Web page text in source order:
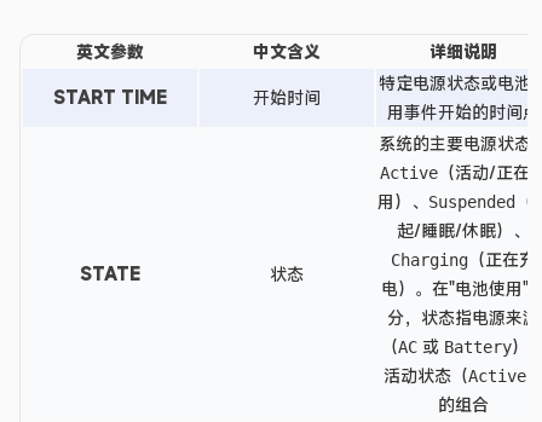
英文参数 中文含义
详细说明
START TIME
开始时间
特定电源状态或电池
用事件开始的时间点
STATE 状态
系统的主要电源状态
Active （活动/正在
用）、 Suspended
（
起/睡眠/休眠）、
Charging （正在充
电）。在"电池使用"
分，状态指电源来源
（AC 或 Battery）
活动状态（Active
的组合